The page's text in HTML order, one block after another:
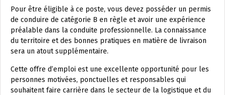
Pour être éligible à ce poste, vous devez posséder un permis
de conduire de catégorie B en règle et avoir une expérience
préalable dans la conduite professionnelle. La connaissance
du territoire et des bonnes pratiques en matière de livraison
sera un atout supplémentaire.
Cette offre d’emploi est une excellente opportunité pour les
personnes motivées, ponctuelles et responsables qui
souhaitent faire carrière dans le secteur de la logistique et du